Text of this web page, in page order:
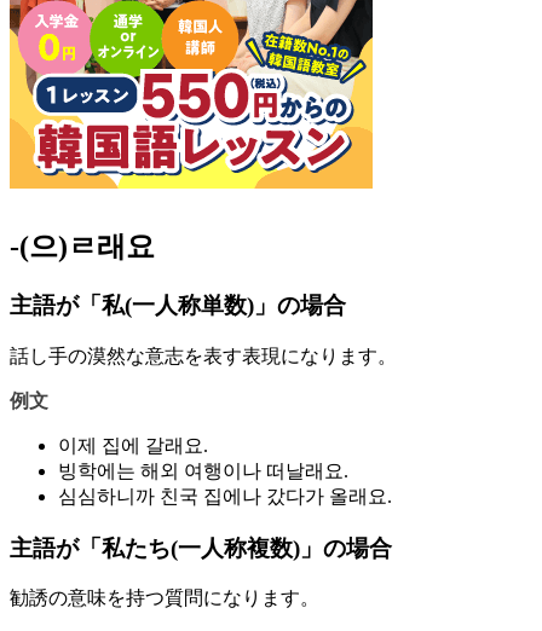
-(으)ㄹ래요
主語が「私(一人称単数)」の場合
話し手の漠然な意志を表す表現になります。
例文
이제 집에 갈래요.
빙학에는 해외 여행이나 떠날래요.
심심하니까 친국 집에나 갔다가 올래요.
主語が「私たち(一人称複数)」の場合
勧誘の意味を持つ質問になります。